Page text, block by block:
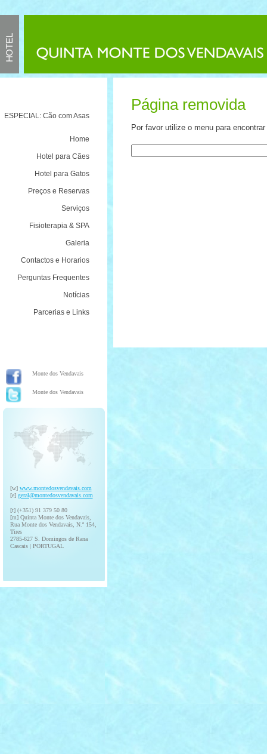
Página removida
Por favor utilize o menu para
ESPECIAL: Cão com Asas
Home
Hotel para Cães
Hotel para Gatos
Preços e Reservas
Serviços
Fisioterapia & SPA
Galeria
Contactos e Horarios
Perguntas Frequentes
Notícias
Parcerias e Links
Monte dos Vendavais
Monte dos Vendavais
[w] www.montedosvendavais.com
[e] geral@montedosvendavais.com
[t] (+351) 91 379 50 80
[m] Quinta Monte dos Vendavais,
Rua Monte dos Vendavais, N.º 154,
Tires
2785-627 S. Domingos de Rana
Cascais | PORTUGAL